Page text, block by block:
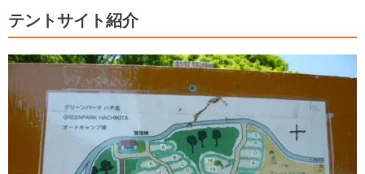
テントサイト紹介